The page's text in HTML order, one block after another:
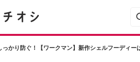
かり防ぐ！【ワークマン】新作シェルフーディー